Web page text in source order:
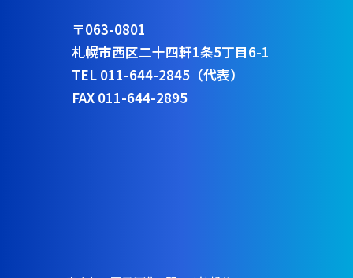
〒063-0801
札幌市西区二十四軒1条5丁目6-1
TEL 011-644-2845（代表）
FAX 011-644-2895